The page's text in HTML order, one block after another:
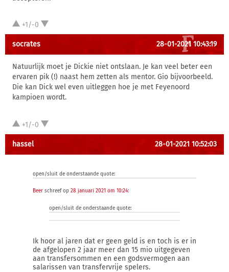
+1/-0
socrates 28-01-2021 10:43:19
Natuurlijk moet je Dickie niet ontslaan. Je kan veel beter een
ervaren pik (!) naast hem zetten als mentor. Gio bijvoorbeeld.
Die kan Dick wel even uitleggen hoe je met Feyenoord
kampioen wordt.
+1/-0
hassel 28-01-2021 10:52:03
open/sluit de onderstaande quote:
Beer schreef op 28 januari 2021 om 10:24:
open/sluit de onderstaande quote:
Ik hoor al jaren dat er geen geld is en toch is er in
de afgelopen 2 jaar meer dan 15 mio uitgegeven
aan transfersommen en een godsvermogen aan
salarissen van transfervrije spelers.